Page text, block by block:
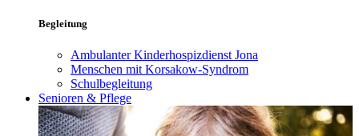
Begleitung
Ambulanter Kinderhospizdienst Jona
Menschen mit Korsakow-Syndrom
Schulbegleitung
Senioren & Pflege